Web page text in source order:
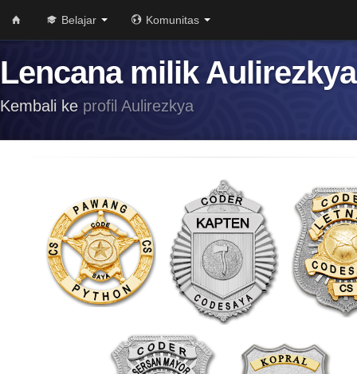
Belajar Komunitas
Lencana milik Aulirezkya
Kembali ke profil Aulirezkya